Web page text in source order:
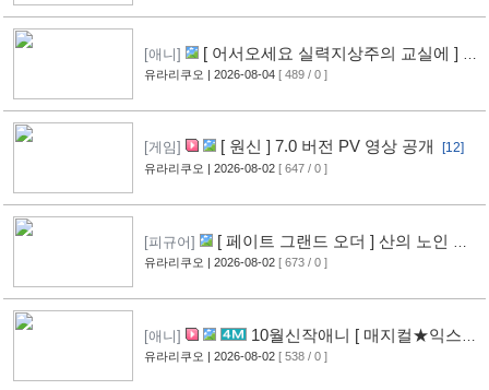
[애니]
[ 어서오세요 실력지상주의 교실에 ] 블
루레이 VOL.2 표지 공개 [10]
유라리쿠오 | 2026-08-04 [ 489 / 0 ]
[게임] [ 원신 ] 7.0 버전 PV 영상 공개 [12]
유라리쿠오 | 2026-08-02 [ 647 / 0 ]
[피규어]
[ 페이트 그랜드 오더 ] 산의 노인 신
작 피규어 공개 [17]
유라리쿠오 | 2026-08-02 [ 673 / 0 ]
[애니]
10월신작애니 [ 매지컬★익스플
로러 ] PV 영상 공개 [12]
유라리쿠오 | 2026-08-02 [ 538 / 0 ]